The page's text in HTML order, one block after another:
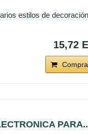
estilos de
15,72